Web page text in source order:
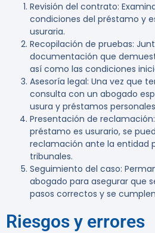
Revisión del contrato:
condiciones del préstamo y
usuraria.
Recopilación de pruebas:
documentación que
así como las condiciones
Asesoría legal: Una vez que
consulta con un abogado
usura y préstamos
Presentación de reclamación
préstamo es usurario, se
reclamación ante la entidad
tribunales.
Seguimiento del caso:
abogado para asegurar que
pasos correctos y se
Riesgos y errores